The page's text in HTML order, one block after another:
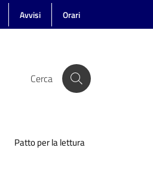
Avvisi Orari
Cerca
Patto per la lettura